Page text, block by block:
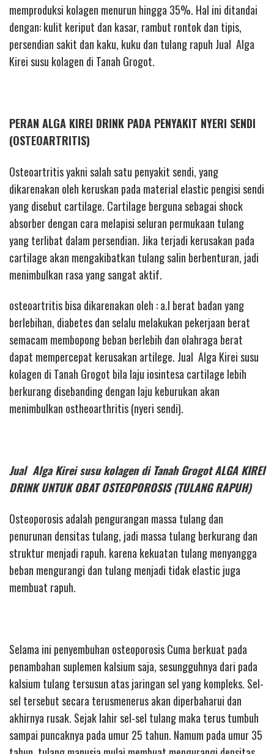
memproduksi kolagen menurun hingga 35%. Hal ini ditandai
dengan: kulit keriput dan kasar, rambut rontok dan tipis,
persendian sakit dan kaku, kuku dan tulang rapuh Jual Alga
Kirei susu kolagen di Tanah Grogot.
PERAN ALGA KIREI DRINK PADA PENYAKIT NYERI SENDI
(OSTEOARTRITIS)
Osteoartritis yakni salah satu penyakit sendi, yang
dikarenakan oleh keruskan pada material elastic pengisi sendi
yang disebut cartilage. Cartilage berguna sebagai shock
absorber dengan cara melapisi seluran permukaan tulang
yang terlibat dalam persendian. Jika terjadi kerusakan pada
cartilage akan mengakibatkan tulang salin berbenturan, jadi
menimbulkan rasa yang sangat aktif.
osteoartritis bisa dikarenakan oleh : a.l berat badan yang
berlebihan, diabetes dan selalu melakukan pekerjaan berat
semacam membopong beban berlebih dan olahraga berat
dapat mempercepat kerusakan artilege. Jual Alga Kirei susu
kolagen di Tanah Grogot bila laju iosintesa cartilage lebih
berkurang disebanding dengan laju keburukan akan
menimbulkan ostheoarthritis (nyeri sendi).
Jual Alga Kirei susu kolagen di Tanah Grogot ALGA KIREI
DRINK UNTUK OBAT OSTEOPOROSIS (TULANG RAPUH)
Osteoporosis adalah pengurangan massa tulang dan
penurunan densitas tulang, jadi massa tulang berkurang dan
struktur menjadi rapuh. karena kekuatan tulang menyangga
beban mengurangi dan tulang menjadi tidak elastic juga
membuat rapuh.
Selama ini penyembuhan osteoporosis Cuma berkuat pada
penambahan suplemen kalsium saja, sesungguhnya dari pada
kalsium tulang tersusun atas jaringan sel yang kompleks. Sel-
sel tersebut secara terusmenerus akan diperbaharui dan
akhirnya rusak. Sejak lahir sel-sel tulang maka terus tumbuh
sampai puncaknya pada umur 25 tahun. Namum pada umur 35